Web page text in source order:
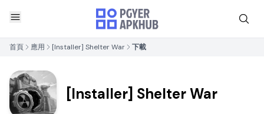
首頁 應用 [Installer] Shelter War 下載
[Installer] Shelter War